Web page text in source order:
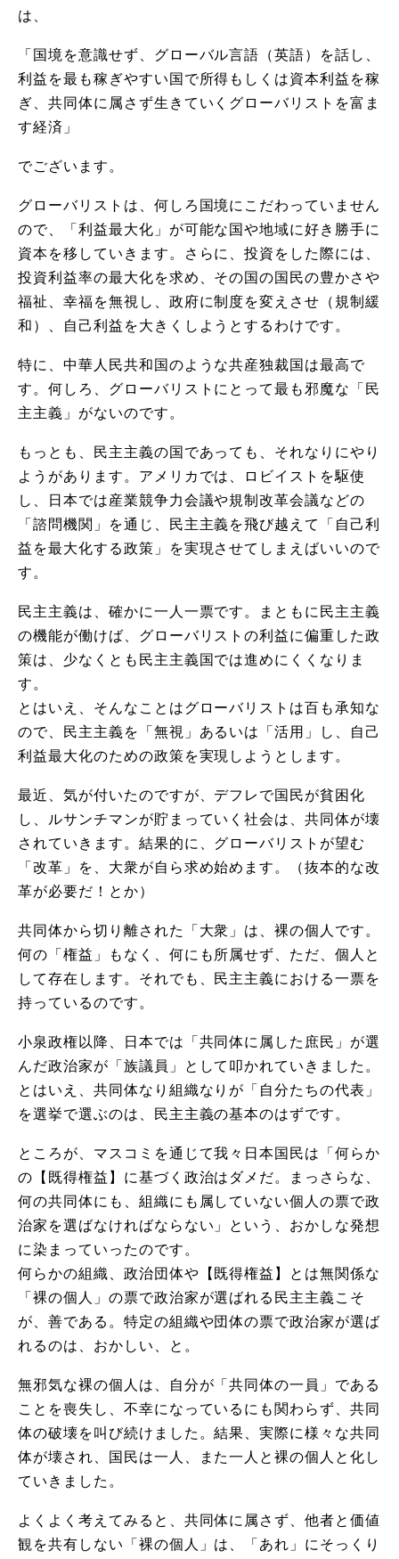
は、
「国境を意識せず、グローバル言語（英語）を話し、
利益を最も稼ぎやすい国で所得もしくは資本利益を稼
ぎ、共同体に属さず生きていくグローバリストを富ま
す経済」
でございます。
グローバリストは、何しろ国境にこだわっていません
ので、「利益最大化」が可能な国や地域に好き勝手に
資本を移していきます。さらに、投資をした際には、
投資利益率の最大化を求め、その国の国民の豊かさや
福祉、幸福を無視し、政府に制度を変えさせ（規制緩
和）、自己利益を大きくしようとするわけです。
特に、中華人民共和国のような共産独裁国は最高で
す。何しろ、グローバリストにとって最も邪魔な「民
主主義」がないのです。
もっとも、民主主義の国であっても、それなりにやり
ようがあります。アメリカでは、ロビイストを駆使
し、日本では産業競争力会議や規制改革会議などの
「諮問機関」を通じ、民主主義を飛び越えて「自己利
益を最大化する政策」を実現させてしまえばいいので
す。
民主主義は、確かに一人一票です。まともに民主主義
の機能が働けば、グローバリストの利益に偏重した政
策は、少なくとも民主主義国では進めにくくなりま
す。
とはいえ、そんなことはグローバリストは百も承知な
ので、民主主義を「無視」あるいは「活用」し、自己
利益最大化のための政策を実現しようとします。
最近、気が付いたのですが、デフレで国民が貧困化
し、ルサンチマンが貯まっていく社会は、共同体が壊
されていきます。結果的に、グローバリストが望む
「改革」を、大衆が自ら求め始めます。（抜本的な改
革が必要だ！とか）
共同体から切り離された「大衆」は、裸の個人です。
何の「権益」もなく、何にも所属せず、ただ、個人と
して存在します。それでも、民主主義における一票を
持っているのです。
小泉政権以降、日本では「共同体に属した庶民」が選
んだ政治家が「族議員」として叩かれていきました。
とはいえ、共同体なり組織なりが「自分たちの代表」
を選挙で選ぶのは、民主主義の基本のはずです。
ところが、マスコミを通じて我々日本国民は「何らか
の【既得権益】に基づく政治はダメだ。まっさらな、
何の共同体にも、組織にも属していない個人の票で政
治家を選ばなければならない」という、おかしな発想
に染まっていったのです。
何らかの組織、政治団体や【既得権益】とは無関係な
「裸の個人」の票で政治家が選ばれる民主主義こそ
が、善である。特定の組織や団体の票で政治家が選ば
れるのは、おかしい、と。
無邪気な裸の個人は、自分が「共同体の一員」である
ことを喪失し、不幸になっているにも関わらず、共同
体の破壊を叫び続けました。結果、実際に様々な共同
体が壊され、国民は一人、また一人と裸の個人と化し
ていきました。
よくよく考えてみると、共同体に属さず、他者と価値
観を共有しない「裸の個人」は、「あれ」にそっくり